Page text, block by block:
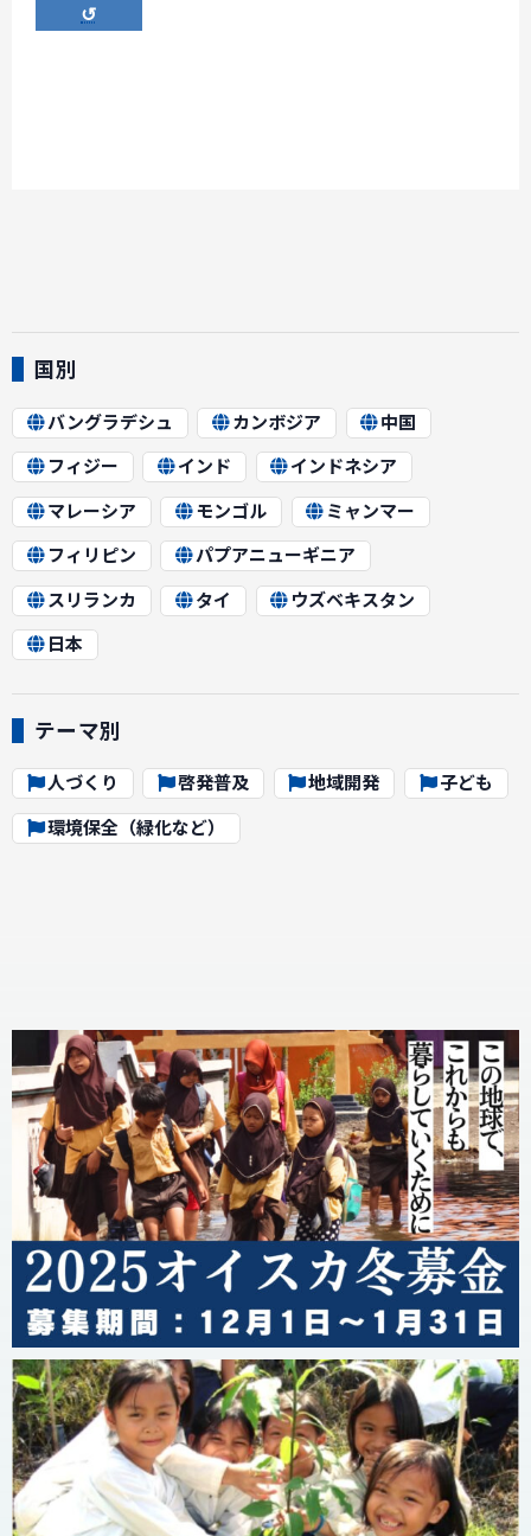
↺
国別
バングラデシュ カンボジア
中国
フィジー
インド
インドネシア
マレーシア
モンゴル
ミャンマー
フィリピン
パプアニューギニア
スリランカ
タイ
ウズベキスタン
日本
テーマ別
人づくり 啓発普及 地域開発
子ども
環境保全（緑化など）